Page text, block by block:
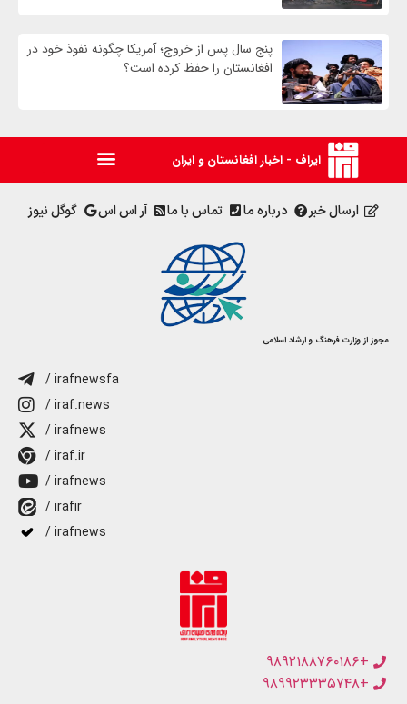
پنج سال پس از خروج؛ آمریکا چگونه نفوذ خود در
افغانستان را حفظ کرده است؟
ایراف - اخبار افغانستان و ایران
ارسال خبر درباره ما تماس با ما آر اس اس گوگل نیوز
مجوز از وزارت فرهنگ و ارشاد اسلامی
/ irafnewsfa
/ iraf.news
/ irafnews
/ iraf.ir
/ irafnews
/ irafir
/ irafnews
+۹۸۹۲۱۸۸۷۶۰۱۸۶
+۹۸۹۹۲۳۳۳۵۷۴۸